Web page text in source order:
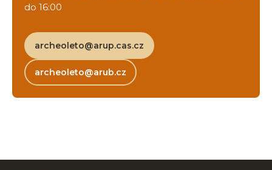
do 16:00
archeoleto@arup.cas.cz
archeoleto@arub.cz